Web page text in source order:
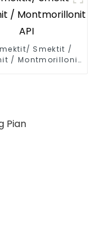
Smektit /
/ Montmorillonit